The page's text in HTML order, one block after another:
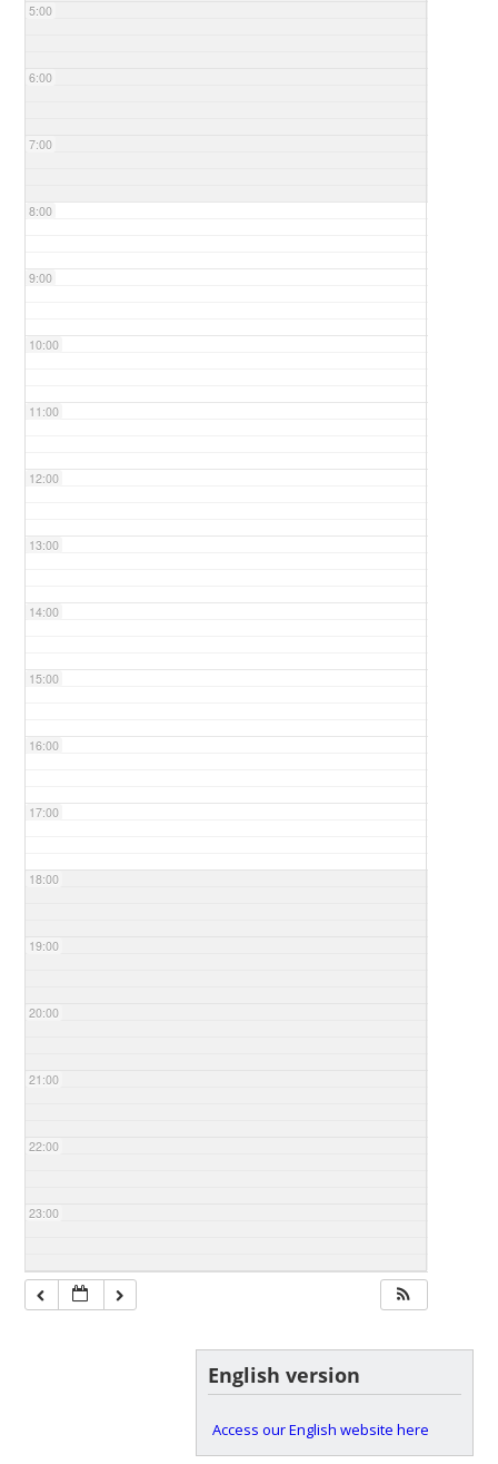
5:00
6:00
7:00
8:00
9:00
10:00
11:00
12:00
13:00
14:00
15:00
16:00
17:00
18:00
19:00
20:00
21:00
22:00
23:00
English version
Access our English website here